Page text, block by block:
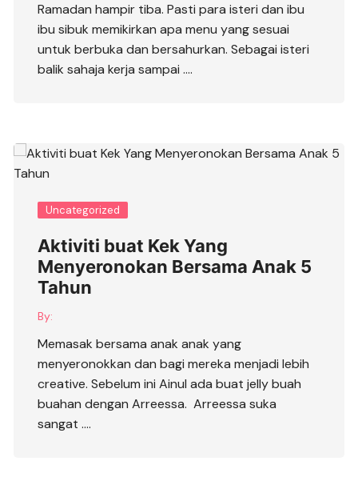
Ramadan hampir tiba. Pasti para isteri dan ibu
ibu sibuk memikirkan apa menu yang sesuai
untuk berbuka dan bersahurkan. Sebagai isteri
balik sahaja kerja sampai ….
Uncategorized
Aktiviti buat Kek Yang
Menyeronokan Bersama Anak 5
Tahun
By:
Memasak bersama anak anak yang
menyeronokkan dan bagi mereka menjadi lebih
creative. Sebelum ini Ainul ada buat jelly buah
buahan dengan Arreessa. Arreessa suka
sangat ….